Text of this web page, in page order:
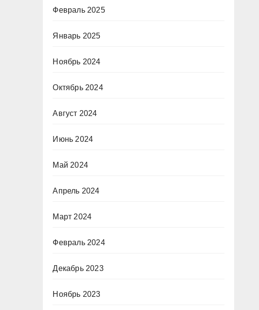
Февраль 2025
Январь 2025
Ноябрь 2024
Октябрь 2024
Август 2024
Июнь 2024
Май 2024
Апрель 2024
Март 2024
Февраль 2024
Декабрь 2023
Ноябрь 2023